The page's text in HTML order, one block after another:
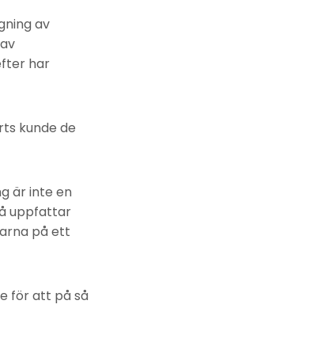
av
har
kunde de
är inte en
uppfattar
på ett
för att på så